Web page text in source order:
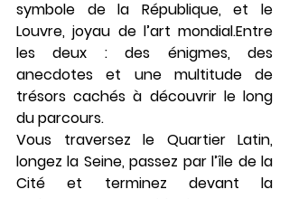
Louvre, joyau de l’art mondial.Entre
les deux : des énigmes, des
anecdotes et une multitude de
trésors cachés à découvrir le long
du parcours.
Vous traversez le Quartier Latin,
longez la Seine, passez par l’île de la
Cité et terminez devant la